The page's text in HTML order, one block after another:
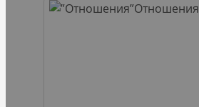
Отношения